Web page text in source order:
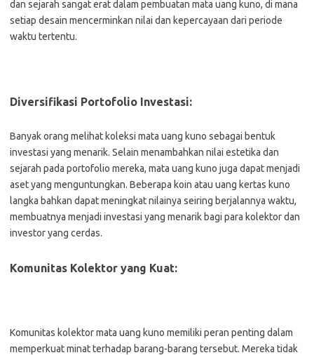
dan sejarah sangat erat dalam pembuatan mata uang kuno, di mana
setiap desain mencerminkan nilai dan kepercayaan dari periode
waktu tertentu.
Diversifikasi Portofolio Investasi:
Banyak orang melihat koleksi mata uang kuno sebagai bentuk
investasi yang menarik. Selain menambahkan nilai estetika dan
sejarah pada portofolio mereka, mata uang kuno juga dapat menjadi
aset yang menguntungkan. Beberapa koin atau uang kertas kuno
langka bahkan dapat meningkat nilainya seiring berjalannya waktu,
membuatnya menjadi investasi yang menarik bagi para kolektor dan
investor yang cerdas.
Komunitas Kolektor yang Kuat:
Komunitas kolektor mata uang kuno memiliki peran penting dalam
memperkuat minat terhadap barang-barang tersebut. Mereka tidak